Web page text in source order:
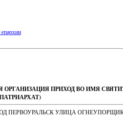
ПРИХОД ВО ИМЯ
ПЕРВОУРАЛЬСК УЛИЦА